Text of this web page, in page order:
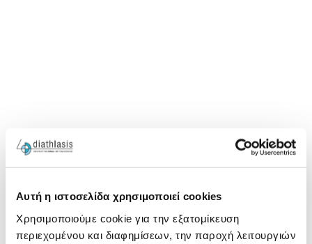
Αυτή η ιστοσελίδα χρησιμοποιεί cookies
Χρησιμοποιούμε cookie για την εξατομίκευση
περιεχομένου και διαφημίσεων, την παροχή λειτουργιών